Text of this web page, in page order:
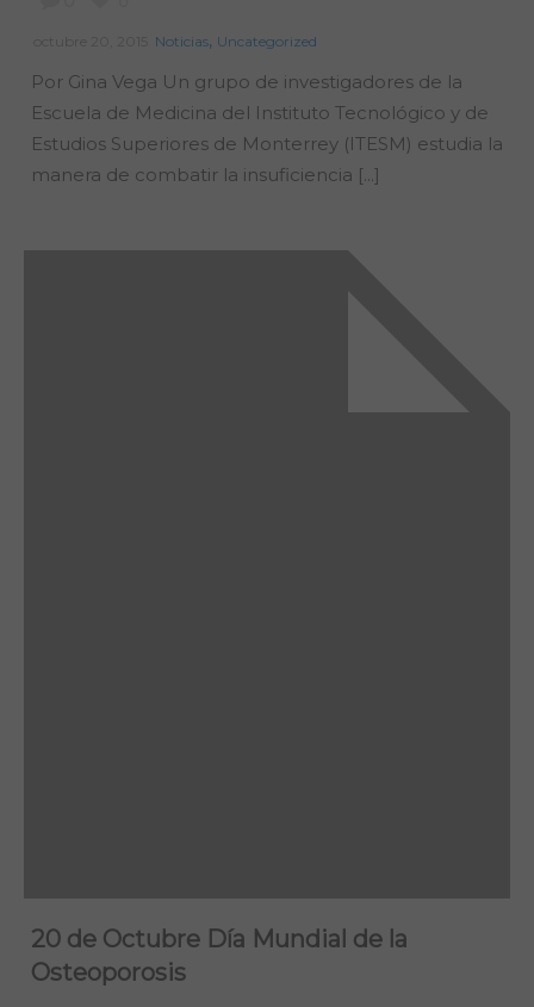
Noticias, Uncategorized
Por Gina Vega Un grupo de investigadores de la
Escuela de Medicina del Instituto Tecnológico y de
Estudios Superiores de Monterrey (ITESM) estudia la
manera de combatir la insuficiencia [...]
20 de Octubre Día Mundial de la
Osteoporosis